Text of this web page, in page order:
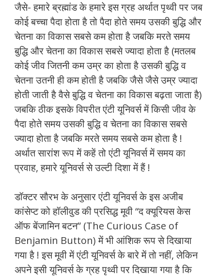
जैसे- हमारे ब्रह्मांड के हमारे इस ग्रह अर्थात पृथ्वी पर जब
कोई बच्चा पैदा होता है तो पैदा होते समय उसकी बुद्धि और
चेतना का विकास सबसे कम होता है जबकि मरते समय
बुद्धि और चेतना का विकास सबसे ज्यादा होता है (मतलब
कोई जीव जितनी कम उम्र का होता है उसकी बुद्धि व
चेतना उतनी ही कम होती है जबकि जैसे जैसे उम्र ज्यादा
होती जाती है वैसे बुद्धि व चेतना का विकास बढ़ता जाता है)
जबकि ठीक इसके विपरीत एंटी यूनिवर्स में किसी जीव के
पैदा होते समय उसकी बुद्धि व चेतना का विकास सबसे
ज्यादा होता है जबकि मरते समय सबसे कम होता है !
अर्थात सारांश रूप में कहें तो एंटी यूनिवर्स में समय का
प्रवाह, हमारे यूनिवर्स से उल्टी दिशा में हैं !
डॉक्टर सौरभ के अनुसार एंटी यूनिवर्स के इस अजीब
कांसेप्ट को हॉलीवुड की प्रसिद्ध मूवी “द क्यूरियस केस
ऑफ बेंजामिन बटन” (The Curious Case of
Benjamin Button) में भी आंशिक रूप से दिखाया
गया है ! इस मूवी में एंटी यूनिवर्स के बारे में तो नहीं, लेकिन
अपने इसी यूनिवर्स के ग्रह पृथ्वी पर दिखाया गया है कि